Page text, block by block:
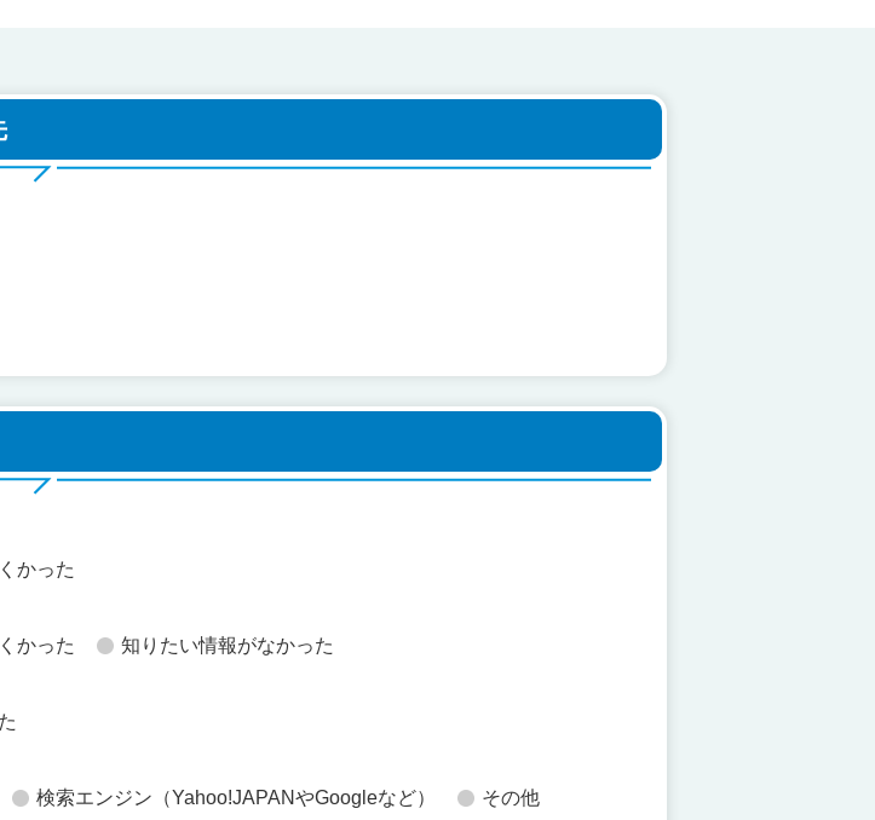
かった
かった 知りたい情報がなかった
検索エンジン（Yahoo!JAPANやGoogleなど） その他